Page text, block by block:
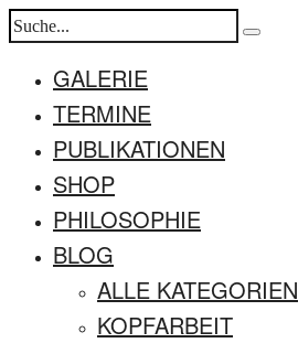
GALERIE
TERMINE
PUBLIKATIONEN
SHOP
PHILOSOPHIE
BLOG
ALLE KATEGORIEN
KOPFARBEIT